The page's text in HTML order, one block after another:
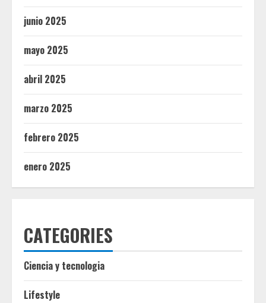
junio 2025
mayo 2025
abril 2025
marzo 2025
febrero 2025
enero 2025
CATEGORIES
Ciencia y tecnologia
Lifestyle